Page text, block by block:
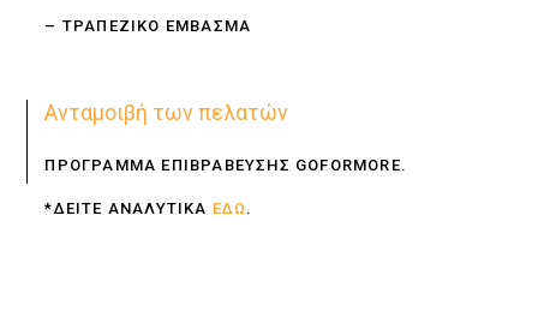
– ΤΡΑΠΕΖΙΚΟ ΕΜΒΑΣΜΑ
Ανταμοιβή των πελατών
ΠΡΟΓΡΑΜΜΑ ΕΠΙΒΡΑΒΕΥΣΗΣ GOFORMORE.
*ΔΕΙΤΕ ΑΝΑΛΥΤΙΚΑ ΕΔΩ .